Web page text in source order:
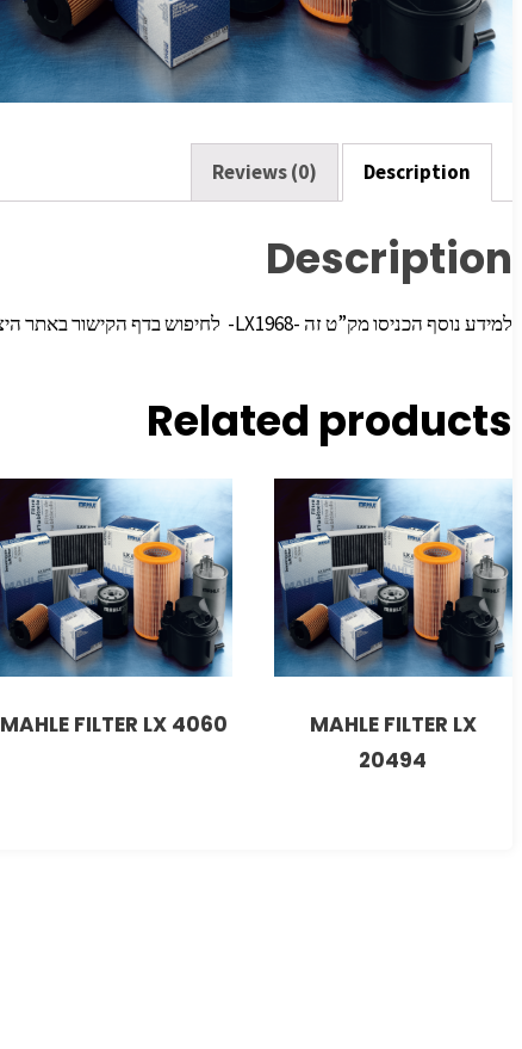
Description
Reviews (0)
Description
למידע נוסף הכניסו מק”ט זה -LX1968- לחיפוש בדף הקישור באתר היצרן
Related products
MAHLE FILTER LX
20494
MAHLE FILTER LX 4060